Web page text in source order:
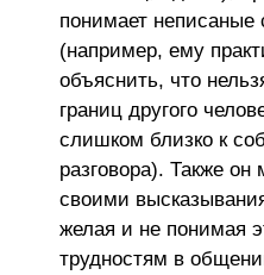
понимает неписаные
(например, ему
объяснить, что
границ другого
слишком близко к
разговора). Также
своими
желая и не понимая
трудностям в